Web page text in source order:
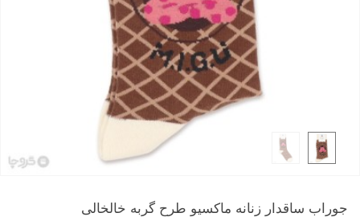
جوراب ساقدار زنانه ماکسیو طرح گربه خالخالی